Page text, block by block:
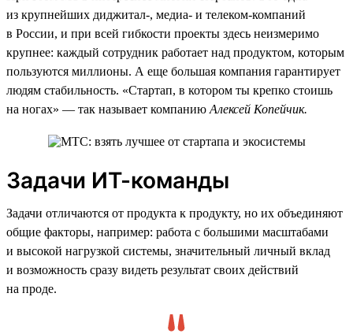
из крупнейших диджитал-, медиа- и телеком-компаний
в России, и при всей гибкости проекты здесь неизмеримо
крупнее: каждый сотрудник работает над продуктом, которым
пользуются миллионы. А еще большая компания гарантирует
людям стабильность. «Стартап, в котором ты крепко стоишь
на ногах» — так называет компанию Алексей Копейчик.
Задачи ИТ-команды
Задачи отличаются от продукта к продукту, но их объединяют
общие факторы, например: работа с большими масштабами
и высокой нагрузкой системы, значительный личный вклад
и возможность сразу видеть результат своих действий
на проде.